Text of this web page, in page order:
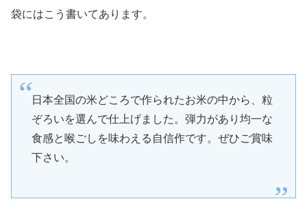
袋にはこう書いてあります。
日本全国の米どころで作られたお米の中から、粒
ぞろいを選んで仕上げました。弾力があり均一な
食感と喉ごしを味わえる自信作です。ぜひご賞味
下さい。